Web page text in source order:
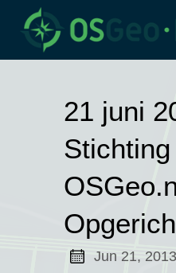
21 juni
Stichting
Jun 21, 2013